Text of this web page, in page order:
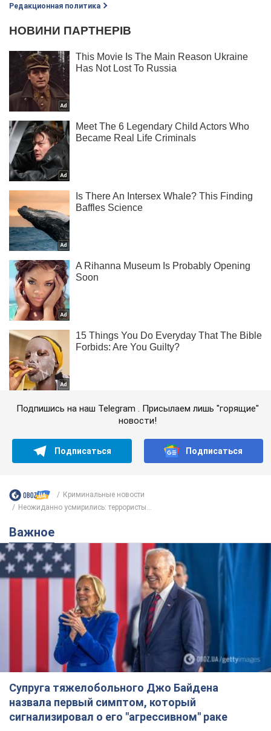
Редакционная политика
Подпишись на наш Telegram . Присылаем лишь "горящие"
новости!
Подписаться Подписаться
Криминальные новости
Неожиданно усмирились: террористы...
Важное
Супруга тяжелобольного Джо Байдена
назвала первый симптом, который
сигнализировал о его "агрессивном" раке